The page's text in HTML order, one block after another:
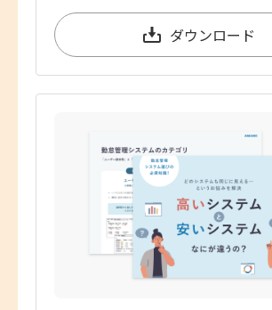
ダウンロード